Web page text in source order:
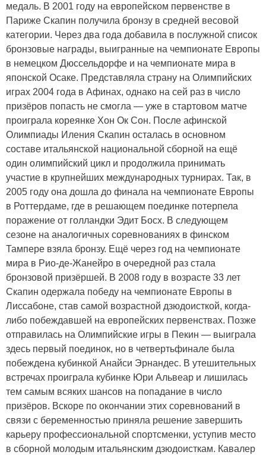
медаль. В 2001 году на европейском первенстве в
Париже Скапин получила бронзу в средней весовой
категории. Через два года добавила в послужной список
бронзовые награды, выигранные на чемпионате Европы
в немецком Дюссельдорфе и на чемпионате мира в
японской Осаке. Представляла страну на Олимпийских
играх 2004 года в Афинах, однако на сей раз в число
призёров попасть не смогла — уже в стартовом матче
проиграла кореянке Хон Ок Сон. После афинской
Олимпиады Иления Скапин осталась в основном
составе итальянской национальной сборной на ещё
один олимпийский цикл и продолжила принимать
участие в крупнейших международных турнирах. Так, в
2005 году она дошла до финала на чемпионате Европы
в Роттердаме, где в решающем поединке потерпела
поражение от голландки Эдит Босх. В следующем
сезоне на аналогичных соревнованиях в финском
Тампере взяла бронзу. Ещё через год на чемпионате
мира в Рио-де-Жанейро в очередной раз стала
бронзовой призёршей. В 2008 году в возрасте 33 лет
Скапин одержала победу на чемпионате Европы в
Лиссабоне, став самой возрастной дзюдоисткой, когда-
либо побеждавшей на европейских первенствах. Позже
отправилась на Олимпийские игры в Пекин — выиграла
здесь первый поединок, но в четвертьфинале была
побеждена кубинкой Анайси Эрнандес. В утешительных
встречах проиграла кубинке Юри Альвеар и лишилась
тем самым всяких шансов на попадание в число
призёров. Вскоре по окончании этих соревнований в
связи с беременностью приняла решение завершить
карьеру профессиональной спортсменки, уступив место
в сборной молодым итальянским дзюдоисткам. Кавалер